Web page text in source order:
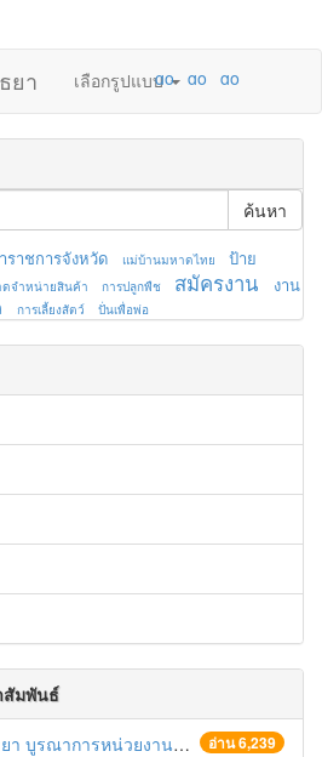
ยา เลือกรูปแบบ
ค้นหา
ราชการจังหวัด แม่บ้านมหาดไทย
ป้าย
จำหน่ายสินค้า การปลูกพืช สมัครงาน
งาน
การเลี้ยงสัตว์ ปั่นเพื่อพ่อ
สัมพันธ์
อ่าน 6,239
กับผู้ประกอบการร้านค้าที่ยังฝ่าฝืนตั้งร้านค้ารุกล้ำเขตพื้นที่ทางหลวง เตรียมความปลอดภัยก่อนเทศกาลสงกรานต์